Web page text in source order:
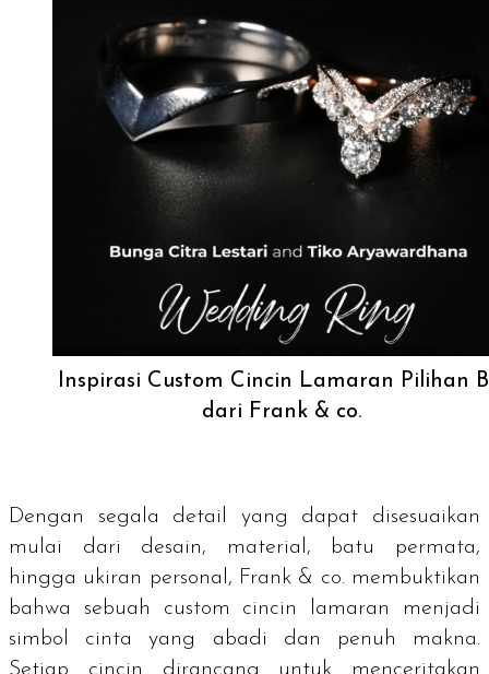
Inspirasi Custom Cincin Lamaran Pilihan
dari Frank & co.
Dengan segala detail yang dapat disesuaikan
mulai dari desain, material, batu permata,
hingga ukiran personal, Frank & co. membuktikan
bahwa sebuah custom cincin lamaran menjadi
simbol cinta yang abadi dan penuh makna.
Setiap cincin dirancang untuk menceritakan